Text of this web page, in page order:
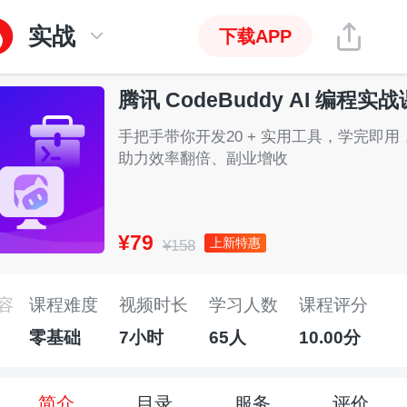
实战 下载APP
腾讯 CodeBuddy AI 编程实战
手把手带你开发20 + 实用工具，学完即用
助力效率翻倍、副业增收
¥79 ¥158 上新特惠
课程难度
零基础
视频时长
7小时
学习人数
65人
课程评分
10.00分